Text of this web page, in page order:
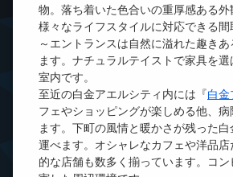
物。落ち着いた色合いの重厚感ある外
様々なライフスタイルに対応できる
～エントランスは自然に溢れた趣き
ます。ナチュラルテイストで家具を
室内です。
至近の白金アエルシティ内には『白金
フェやショッピングが楽しめる他、
ます。下町の風情と暖かさが残った
運べます。オシャレなカフェや洋品
的な店舗も数多く揃っています。コ